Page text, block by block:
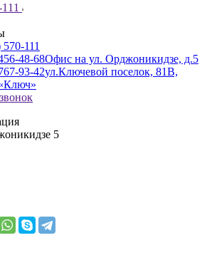
111
48-68Офис на ул. Орджоникидзе, д.5
93-42ул.Ключевой поселок, 81В,
5